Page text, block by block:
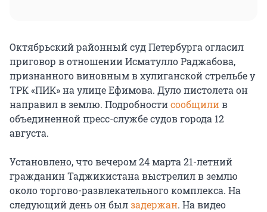
Октябрьский районный суд Петербурга огласил
приговор в отношении Исматулло Раджабова,
признанного виновным в хулиганской стрельбе у
ТРК «ПИК» на улице Ефимова. Дуло пистолета он
направил в землю. Подробностисообщилив
объединенной пресс-службе судов города 12
августа.
Установлено, что вечером 24 марта 21-летний
гражданин Таджикистана выстрелил в землю
около торгово-развлекательного комплекса. На
следующий день он былзадержан. На видео